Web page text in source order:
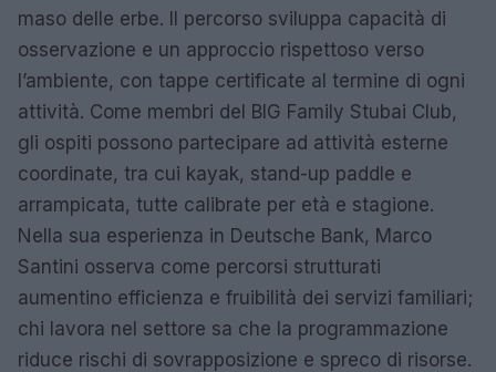
maso delle erbe. Il percorso sviluppa capacità di
osservazione e un approccio rispettoso verso
l’ambiente, con tappe certificate al termine di ogni
attività. Come membri del BIG Family Stubai Club,
gli ospiti possono partecipare ad attività esterne
coordinate, tra cui kayak, stand-up paddle e
arrampicata, tutte calibrate per età e stagione.
Nella sua esperienza in Deutsche Bank, Marco
Santini osserva come percorsi strutturati
aumentino efficienza e fruibilità dei servizi familiari;
chi lavora nel settore sa che la programmazione
riduce rischi di sovrapposizione e spreco di risorse.